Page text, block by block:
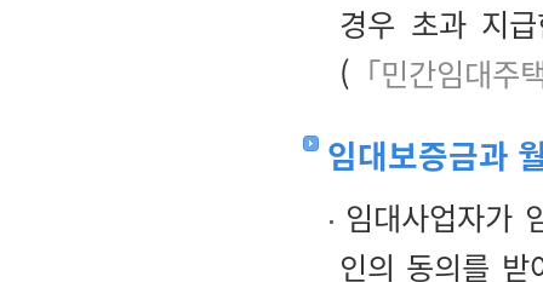
경우 초과 지
( 「민간임대
임대보증금과
임대사업자가
인의 동의를